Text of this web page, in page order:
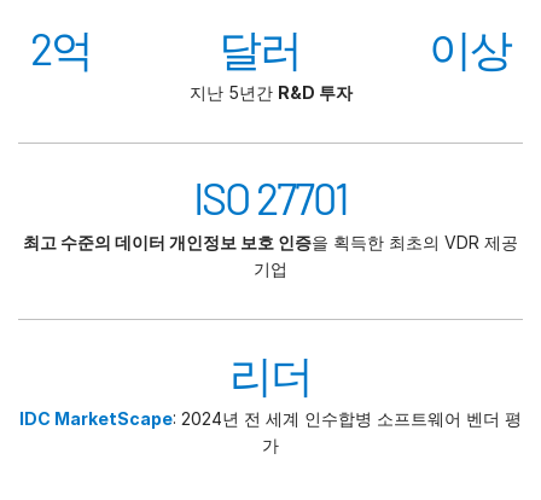
2억 달러 이상
지난 5년간 R&D 투자
ISO 27701
최고 수준의 데이터 개인정보 보호 인증을 획득한 최초의 VDR 제공
기업
리더
IDC MarketScape: 2024년 전 세계 인수합병 소프트웨어 벤더 평
가